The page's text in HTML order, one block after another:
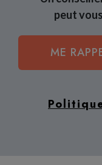
peut
ME